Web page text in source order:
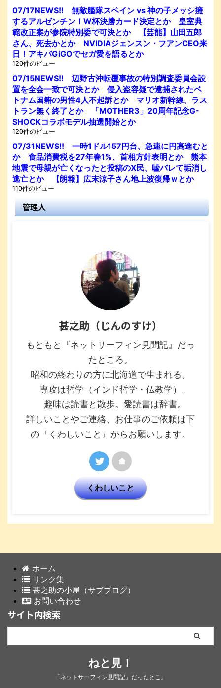
07/17NEWS!! 無敵艦隊スペイン vs 神の子メッシ擁
するアルゼンチン！W杯決勝カード決定とか 皇室典
範改正案が参院特別委で可決とか 【芸能】山田五郎
さん、死去かとか NVIDIAジェンスン・フアンCEO来
日！アキバGiGOでセガ愛を語るとか
120件のビュー
07/15NEWS!! 辺野古沖転覆事故の特別調査委員会設
置を全会一致で可決とか 侵入盗容疑で逮捕されたベ
トナム国籍の男性4人不起訴とか マリオ新幹線、ラス
トラン無く終了とか 「MOTHER3」20周年記念G-
SHOCKコラボモデル抽選開始とか
120件のビュー
07/31NEWS!! 一時1ドル157円台、急速に円高進むと
か 食品消費税を27年春1%、首相方針表明とか 熊本
地震で母親が亡くなったと投稿のX民、嘘バレて垢消し
逃亡とか 【朗報】広末涼子さん地上波復帰ｗとか
110件のビュー
管理人
甚之助（じんのすけ）
もともと『ネットサーフィン見聞記』だっ
たところ。
昭和の終わりの方に北海道で生まれる。
専攻は哲学（インド哲学・仏教学）。
趣味は読書と散歩。愛読書は辞書。
詳しいことやご連絡、お仕事のご依頼は下
の『くわしいこと』からお願いします。
くわしいこと
ホーム
リンク集
甚之助の小屋（サブブログ）
お問い合わせ
サイト内検索
ねと見！
「ネットサーフィン見聞記」だったとこ。